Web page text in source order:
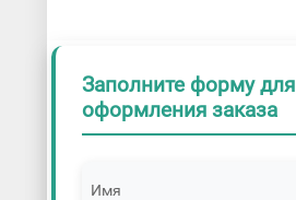
Заполните форму для
оформления заказа
Имя